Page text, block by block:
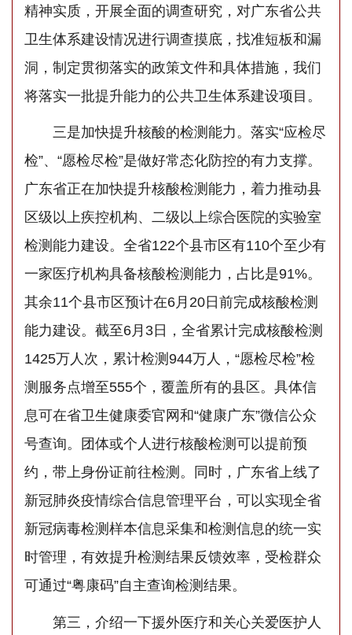
精神实质，开展全面的调查研究，对广东省公共
卫生体系建设情况进行调查摸底，找准短板和漏
洞，制定贯彻落实的政策文件和具体措施，我们
将落实一批提升能力的公共卫生体系建设项目。
三是加快提升核酸的检测能力。落实“应检尽
检”、“愿检尽检”是做好常态化防控的有力支撑。
广东省正在加快提升核酸检测能力，着力推动县
区级以上疾控机构、二级以上综合医院的实验室
检测能力建设。全省122个县市区有110个至少有
一家医疗机构具备核酸检测能力，占比是91%。
其余11个县市区预计在6月20日前完成核酸检测
能力建设。截至6月3日，全省累计完成核酸检测
1425万人次，累计检测944万人，“愿检尽检”检
测服务点增至555个，覆盖所有的县区。具体信
息可在省卫生健康委官网和“健康广东”微信公众
号查询。团体或个人进行核酸检测可以提前预
约，带上身份证前往检测。同时，广东省上线了
新冠肺炎疫情综合信息管理平台，可以实现全省
新冠病毒检测样本信息采集和检测信息的统一实
时管理，有效提升检测结果反馈效率，受检群众
可通过“粤康码”自主查询检测结果。
第三，介绍一下援外医疗和关心关爱医护人